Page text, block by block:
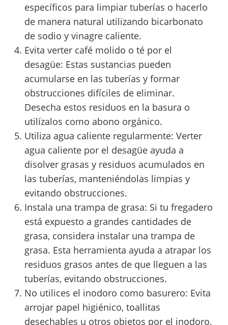
específicos para limpiar tuberías o hacerlo
de manera natural utilizando bicarbonato
de sodio y vinagre caliente.
Evita verter café molido o té por el
desagüe: Estas sustancias pueden
acumularse en las tuberías y formar
obstrucciones difíciles de eliminar.
Desecha estos residuos en la basura o
utilízalos como abono orgánico.
Utiliza agua caliente regularmente: Verter
agua caliente por el desagüe ayuda a
disolver grasas y residuos acumulados en
las tuberías, manteniéndolas limpias y
evitando obstrucciones.
Instala una trampa de grasa: Si tu fregadero
está expuesto a grandes cantidades de
grasa, considera instalar una trampa de
grasa. Esta herramienta ayuda a atrapar los
residuos grasos antes de que lleguen a las
tuberías, evitando obstrucciones.
No utilices el inodoro como basurero: Evita
arrojar papel higiénico, toallitas
desechables u otros objetos por el inodoro.